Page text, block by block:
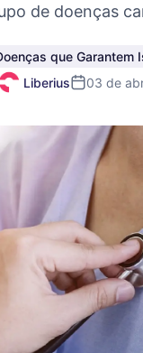
de doenças
que Garantem
Liberius
03 de